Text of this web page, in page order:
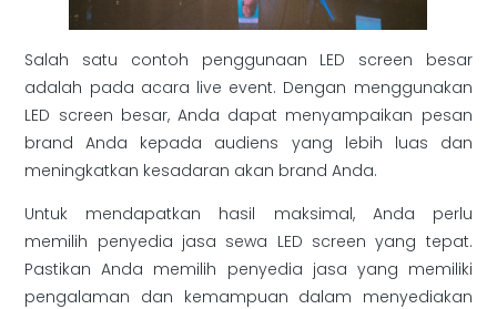
Salah satu contoh penggunaan LED screen besar
adalah pada acara live event. Dengan menggunakan
LED screen besar, Anda dapat menyampaikan pesan
brand Anda kepada audiens yang lebih luas dan
meningkatkan kesadaran akan brand Anda.
Untuk mendapatkan hasil maksimal, Anda perlu
memilih penyedia jasa sewa LED screen yang tepat.
Pastikan Anda memilih penyedia jasa yang memiliki
pengalaman dan kemampuan dalam menyediakan